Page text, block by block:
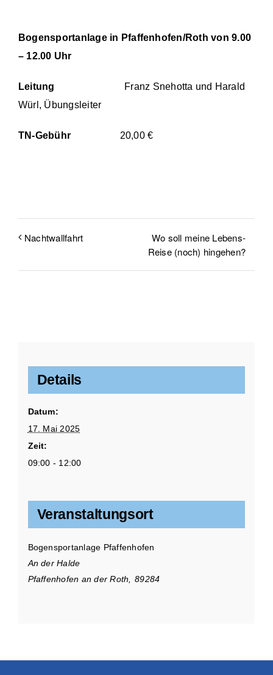
Bogensportanlage in Pfaffenhofen/Roth von 9.00
– 12.00 Uhr
Leitung
Franz Snehotta und Harald
Würl, Übungsleiter
TN-Gebühr 20,00 €
Nachtwallfahrt
Wo soll meine Lebens-
Reise (noch) hingehen?
Details
Datum:
17. Mai 2025
Zeit:
09:00 - 12:00
Veranstaltungsort
Bogensportanlage Pfaffenhofen
An der Halde
Pfaffenhofen an der Roth
89284